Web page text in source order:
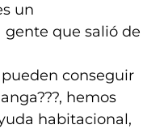
un
gente que salió de
conseguir
hemos
habitacional,